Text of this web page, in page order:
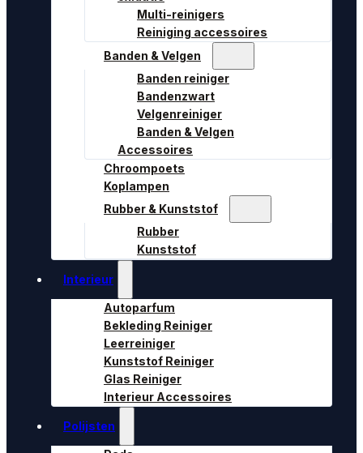
Multi-reinigers
Reiniging accessoires
Banden & Velgen
Banden reiniger
Bandenzwart
Velgenreiniger
Banden & Velgen
Accessoires
Chroompoets
Koplampen
Rubber & Kunststof
Rubber
Kunststof
Interieur
Autoparfum
Bekleding Reiniger
Leerreiniger
Kunststof Reiniger
Glas Reiniger
Interieur Accessoires
Polijsten